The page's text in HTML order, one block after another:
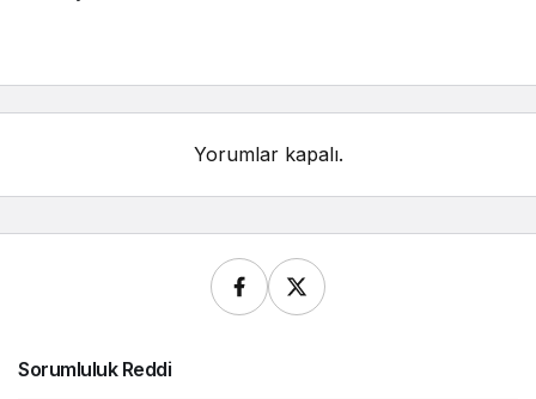
Yorumlar kapalı.
Sorumluluk Reddi